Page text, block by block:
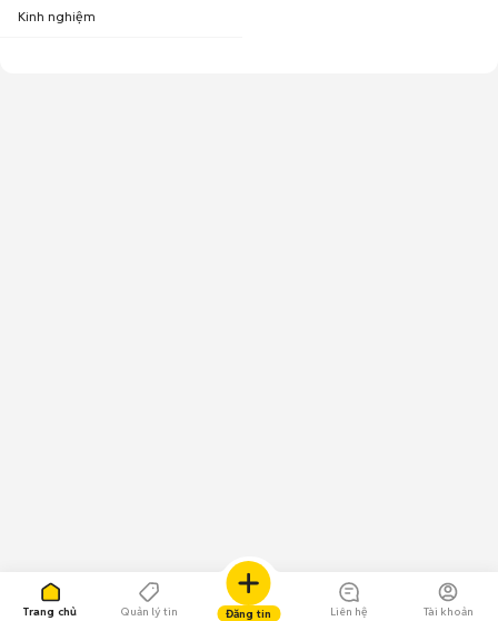
Trang chủ Quản lý tin Đăng tin Liên hệ Tài khoản
Kinh nghiệm